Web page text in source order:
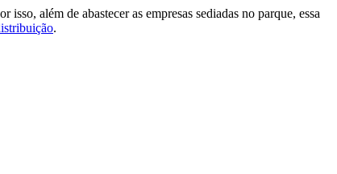
além de abastecer as empresas sediadas no parque, essa
.